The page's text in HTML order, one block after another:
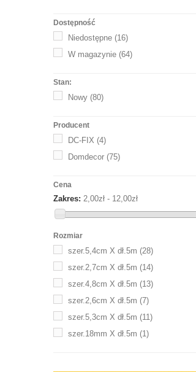
Dostępność
Niedostępne (16)
W magazynie (64)
Stan:
Nowy (80)
Producent
DC-FIX (4)
Domdecor (75)
Cena
Zakres: 2,00zł - 12,00zł
Rozmiar
szer.5,4cm X dł.5m (28)
szer.2,7cm X dł.5m (14)
szer.4,8cm X dł.5m (13)
szer.2,6cm X dł.5m (7)
szer.5,3cm X dł.5m (11)
szer.18mm X dł.5m (1)